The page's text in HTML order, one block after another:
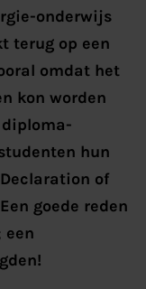
onderwijs
terug op een
omdat het
kon worden
hun
of
goede reden
een